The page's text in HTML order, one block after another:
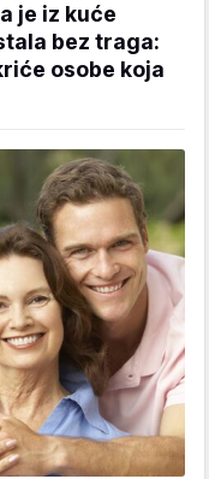
je iz kuće
bez traga:
osobe koja